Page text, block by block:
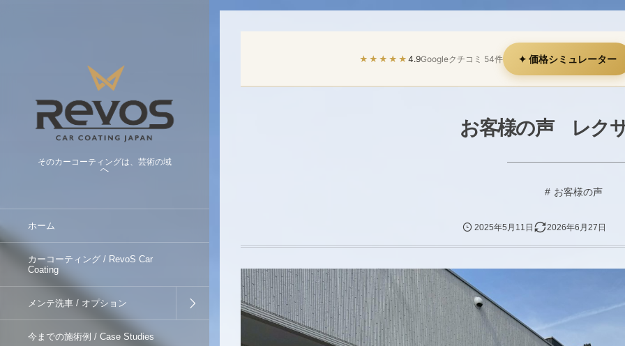
そのカーコーティングは、芸術の域
へ
ホーム
カーコーティング / RevoS Car
Coating
メンテ洗車 / オプション
今までの施術例 / Case Studies
★★★★★ 4.9Googleクチコミ 54件 ✦ 価格シミュレーター
お客様の声 レク
お客様の声
2025年5月11日 2026年6月27日